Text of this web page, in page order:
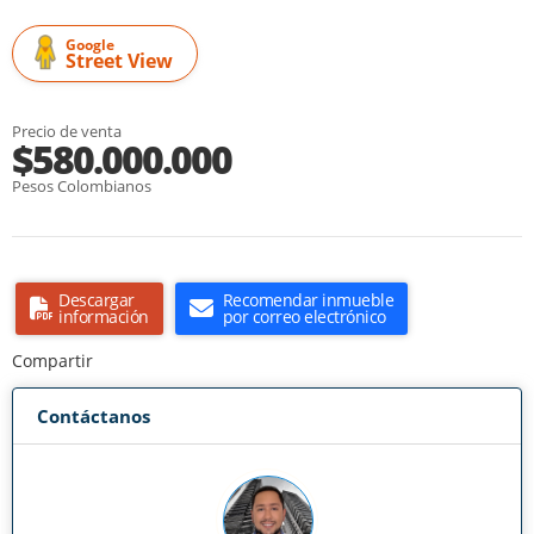
Google
Street View
Precio de venta
$580.000.000
Pesos Colombianos
Descargar
información
Recomendar inmueble
por correo electrónico
Compartir
Contáctanos